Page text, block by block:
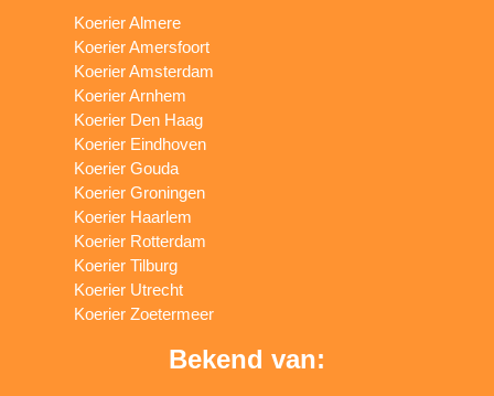
Koerier Almere
Koerier Amersfoort
Koerier Amsterdam
Koerier Arnhem
Koerier Den Haag
Koerier Eindhoven
Koerier Gouda
Koerier Groningen
Koerier Haarlem
Koerier Rotterdam
Koerier Tilburg
Koerier Utrecht
Koerier Zoetermeer
Bekend van: